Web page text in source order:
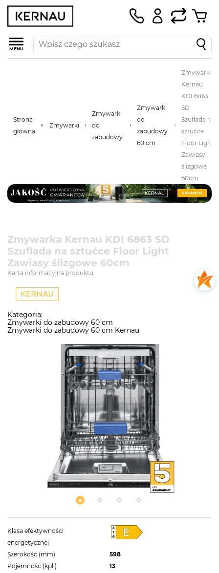
MENU
Strona
główna
Zmywarki
Zmywarki
do
zabudowy
Zmywarki
do
zabudowy
60 cm
Zmywarka
Kernau
KDI 6863
SD
Szuflada na
sztućce
Floor Light
Zawiasy
ślizgowe
60cm
Zmywarka Kernau KDI 6863 SD
Szuflada na sztućce Floor Light
Zawiasy ślizgowe 60cm
Karta informacyjna produktu
Kategoria:
Zmywarki do zabudowy 60 cm
Zmywarki do zabudowy 60 cm Kernau
Klasa efektywności
energetycznej
Szerokość (mm)
598
Pojemność (kpl.)
13